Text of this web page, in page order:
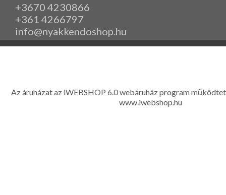
+3670 4230866
+361 4266797
info@nyakkendoshop.hu
Az áruházat az iWEBSHOP 6.0 webáruház program
www.iwebshop.hu